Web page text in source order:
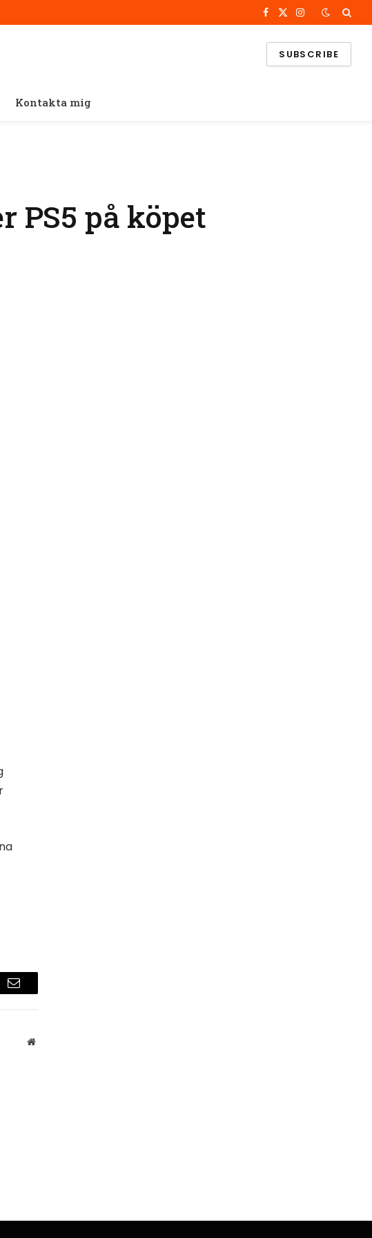
Facebook
X
Instagram
SUBSCRIBE
Kontakta mig
PS5 på köpet
Email
Website